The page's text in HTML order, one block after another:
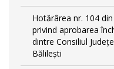
Hotărârea nr. 104
privind aprobarea
dintre Consiliul
Bălilești